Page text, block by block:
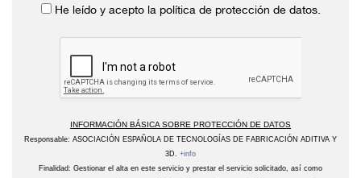
He leído y acepto la política de protección de datos.
INFORMACIÓN BÁSICA SOBRE PROTECCIÓN DE DATOS
Responsable: ASOCIACIÓN ESPAÑOLA DE TECNOLOGÍAS DE FABRICACIÓN ADITIVA Y
3D. +info
Finalidad: Gestionar el alta en este servicio y prestar el servicio solicitado, así como